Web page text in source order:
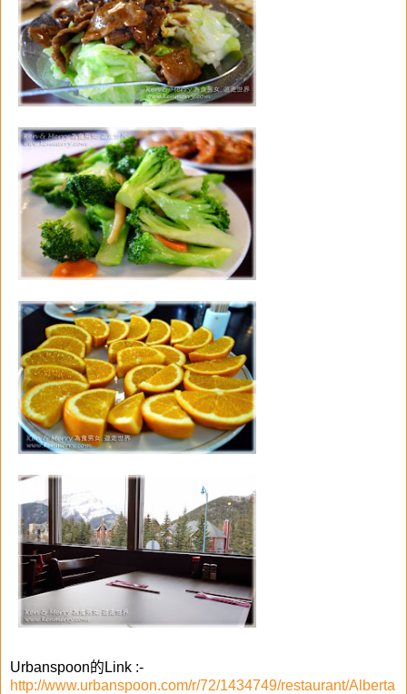
Urbanspoon的Link :-
http://www.urbanspoon.com/r/72/1434749/restaurant/Alberta